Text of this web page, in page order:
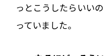
っとこうしたらいい
っていました。